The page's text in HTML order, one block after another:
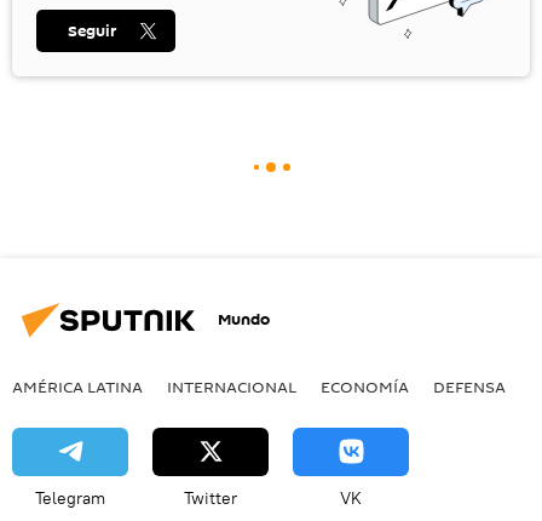
Seguir
Mundo
AMÉRICA LATINA INTERNACIONAL ECONOMÍA DEFENSA
Telegram Twitter VK